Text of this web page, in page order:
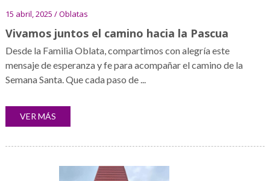
15 abril, 2025 / Oblatas
Vivamos juntos el camino hacia la Pascua
Desde la Familia Oblata, compartimos con alegría este
mensaje de esperanza y fe para acompañar el camino de la
Semana Santa. Que cada paso de ...
VER MÁS